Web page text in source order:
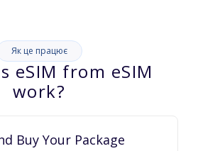
Як це працює
eSIM from eSIM
work?
Buy Your Package